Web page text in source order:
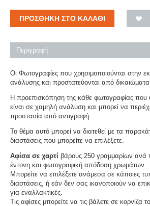
ΠΡΟΣΘΉΚΗ ΣΤΟ ΚΑΛΆΘΙ
Περιγραφή
Οι Φωτογραφίες που χρησιμοποιούνται στην
ανάλυσης και προστατεύονται από δικαιώματα
Η προεπισκόπηση της κάθε φωτογραφίας που
είναι σε χαμηλή ανάλυση και μπορεί να
προστασία από αντιγραφή.
Το θέμα αυτό μπορεί να διατεθεί με τα
διαστάσεις που μπορείτε να επιλέξετε.
Αφίσα σε χαρτί βάρους 250 γραμμαρίων ανά
έντονη και φωτογραφική απόδοση χρωμάτων.
Μπορείτε να επιλέξετε ανάμεσα σε κάποιες
διαστάσεις, ή εάν δεν σας ικανοποιούν να
για εναλλακτικές.
Τις αφίσες μπορείτε να τις βάλετε σε κορνίζα